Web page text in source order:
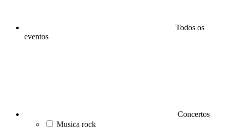
Todos os
eventos
Concertos
Musica rock